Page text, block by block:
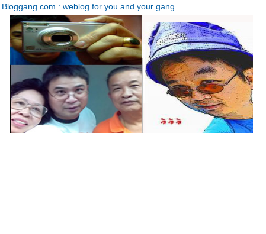
Bloggang.com : weblog for you and your gang